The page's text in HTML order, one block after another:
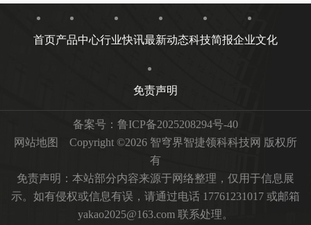
首页产品中心行业快讯最新动态科技简报企业文化
免责声明
备案号： 鲁ICP备2025208294号-40
网站地图
Copyright ©2026 智穹界智捷领科科技网 版权所
有
免责声明：本站部分内容来源于网络整理，仅用于信息展
示。如有侵权或信息有误，请通过电话 17761231017 或邮箱
yakao2025@163.com 联系处理。